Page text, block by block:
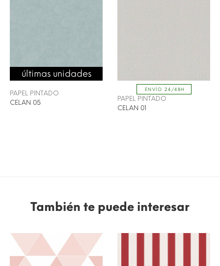
últimas unidades
PAPEL PINTADO
CELAN 05
ENVÍO 24/48H
PAPEL PINTADO
CELAN 01
También te puede interesar